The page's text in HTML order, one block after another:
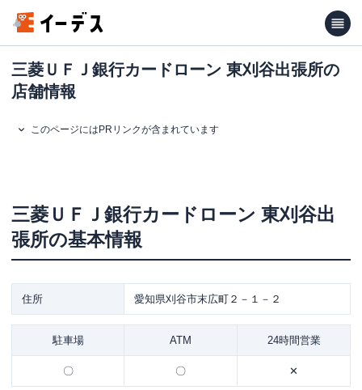
三菱ＵＦＪ銀行カードローン 東刈谷出張所の
店舗情報
このページにはPRリンクが含まれています
三菱ＵＦＪ銀行カードローン 東刈谷出
張所の基本情報
住所 愛知県刈谷市末広町２－１－２
駐車場 ATM 24時間営業
〇 〇 ✕